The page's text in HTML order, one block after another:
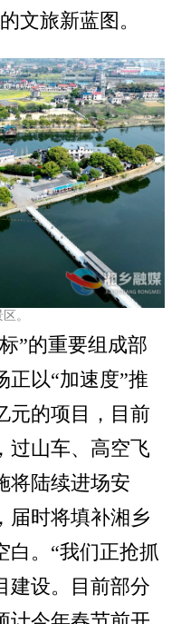
文旅新蓝图。
。
”的重要组成部
正以“加速度”推
元的项目，目前
过山车、高空飞
将陆续进场安
届时将填补湘乡
白。“我们正抢抓
建设。目前部分